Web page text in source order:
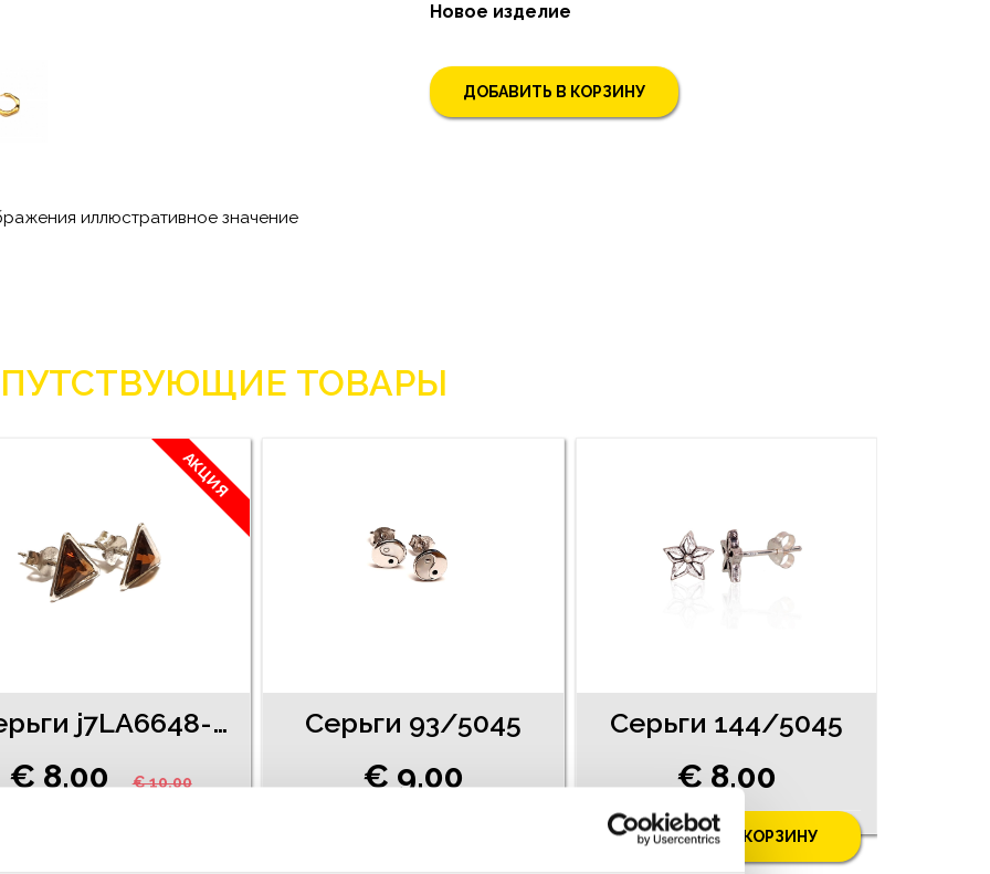
иллюстративное значение
Новое изделие
ДОБАВИТЬ В КОРЗИНУ
ТОВАРЫ
АКЦИЯ
Cерьги j7LA6648-81
€ 8.00€ 10.00
Серьги 93/5045
€ 9.00
Серьги 144/5045
€ 8.00
ДОБАВИТЬ В КОРЗИНУ